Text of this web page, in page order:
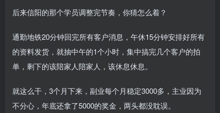
后来信阳的那个学员调整完节奏，你猜怎么着？
通勤地铁20分钟回完所有客户消息，午休15分钟安排好所有
的资料发货，就抽中午的1个小时，集中搞完几个客户的拍
单，剩下的该陪家人陪家人，该休息休息。
就这么干，3个月下来，副业每个月稳定3000多，主业因为
不分心，年底还拿了5000的奖金，两头都没耽误。